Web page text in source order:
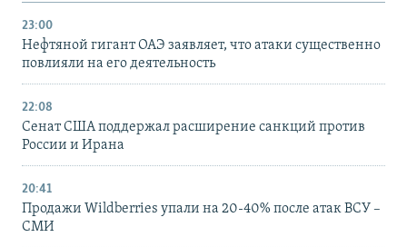
23:00
Нефтяной гигант ОАЭ заявляет, что атаки существенно
повлияли на его деятельность
22:08
Сенат США поддержал расширение санкций против
России и Ирана
20:41
Продажи Wildberries упали на 20-40% после атак ВСУ –
СМИ